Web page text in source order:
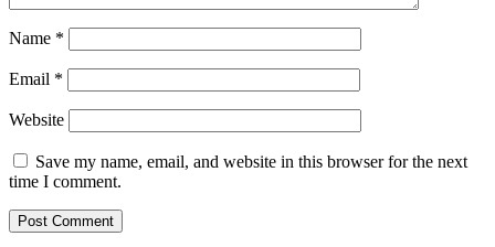
Name *
Email *
Website
Save my name, email, and website in this browser for the next
time I comment.